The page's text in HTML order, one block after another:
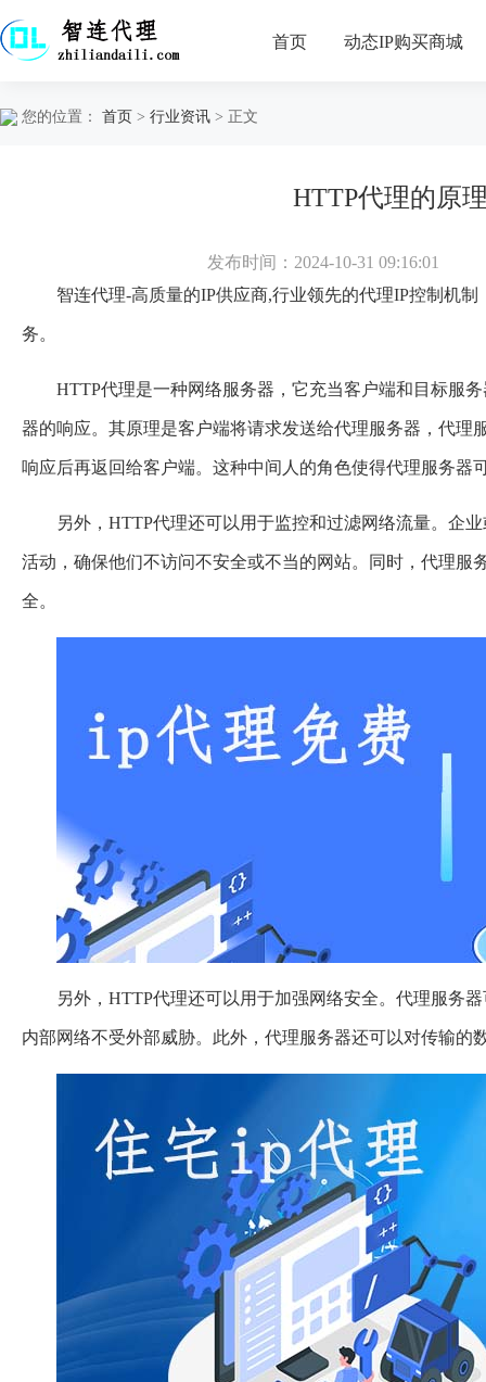
首页 动态IP购买商城
您的位置： 首页 > 行业资讯 > 正文
HTTP代理的原
发布时间：2024-10-31 09:16:01
智连代理-高质量的IP供应商,行业领先的代理IP控制机
务。
HTTP代理是一种网络服务器，它充当客户端和目标服
器的响应。其原理是客户端将请求发送给代理服务器，代理
响应后再返回给客户端。这种中间人的角色使得代理服务器
另外，HTTP代理还可以用于监控和过滤网络流量。企
活动，确保他们不访问不安全或不当的网站。同时，代理服
全。
另外，HTTP代理还可以用于加强网络安全。代理服务
内部网络不受外部威胁。此外，代理服务器还可以对传输的